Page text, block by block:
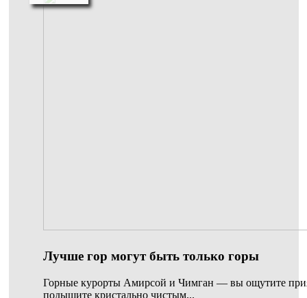
Лучше гор могут быть только горы
Горные курорты Амирсой и Чимган — вы ощутите
подышите кристально чистым...